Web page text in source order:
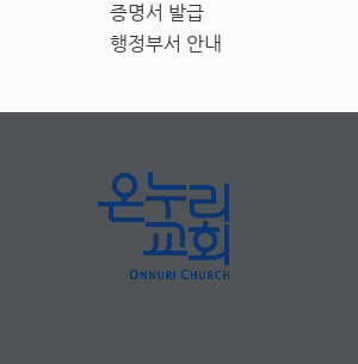
증명서 발급
행정부서 안내